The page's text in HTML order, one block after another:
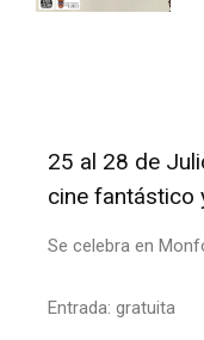
25 al 28 de
cine
Se celebra en
Entrada: gratuita